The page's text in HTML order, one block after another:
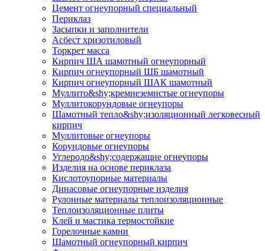
Цемент огнеупорный специальный
Периклаз
Засыпки и заполнители
Асбест хризотиловый
Торкрет масса
Кирпич ША шамотный огнеупорный
Кирпич огнеупорный ШБ шамотный
Кирпич огнеупорный ШАК шамотный
Муллито&shy;­кремнеземистые огнеупоры
Муллито­корундовые огнеупоры
Шамотный тепло&shy;изоляционный легковесный
кирпич
Муллитовые огнеупоры
Корундовые огнеупоры
Углеродо&shy;содержащие огнеупоры
Изделия на основе периклаза
Кислотоупорные материалы
Динасовые огнеупорные изделия
Рулонные материалы теплоизоляционные
Тепло­изоляционные плиты
Клей и мастика термостойкие
Горелочные камни
Шамотный огнеупорный кирпич